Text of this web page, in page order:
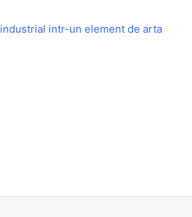
intr-un element de arta